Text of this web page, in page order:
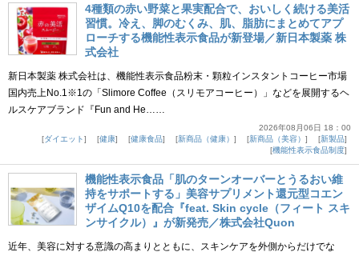
4種類の赤い野菜と果実配合で、おいしく続ける美活
習慣。冷え、脚のむくみ、肌、脂肪にまとめてアプ
ローチする機能性表示食品が新登場／新日本製薬 株
式会社
新日本製薬 株式会社は、機能性表示食品粉末・顆粒インスタントコーヒー市場
国内売上No.1※1の「Slimore Coffee（スリモアコーヒー）」などを展開するヘ
ルスケアブランド『Fun and He……
2026年08月06日 18：00
ダイエット
健康 健康食品 新商品（健康） 新商品（美容）
新製品
機能性表示食品制度
機能性表示食品「肌のターンオーバーとうるおい維
持をサポートする」美容サプリメント還元型コエン
ザイムQ10を配合『feat. Skin cycle（フィート スキ
ンサイクル）』が新発売／株式会社Quon
近年、美容に対する意識の高まりとともに、スキンケアを外側からだけでな